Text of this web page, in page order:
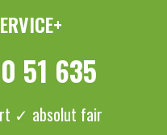
51 635
✓ absolut fair